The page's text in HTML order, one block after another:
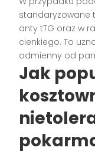
standaryzowane
anty tTG oraz w
cienkiego. To
odmienny od
Jak